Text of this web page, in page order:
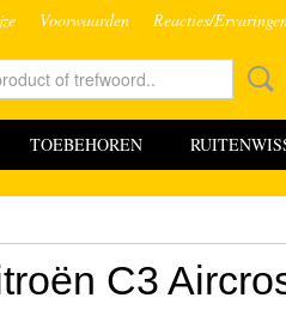
Voorwaarden Reacties/
TOEBEHOREN
C3